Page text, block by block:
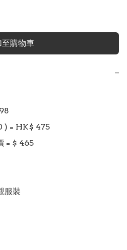
至購物車
−
) = HK$ 475
= $ 465
服裝